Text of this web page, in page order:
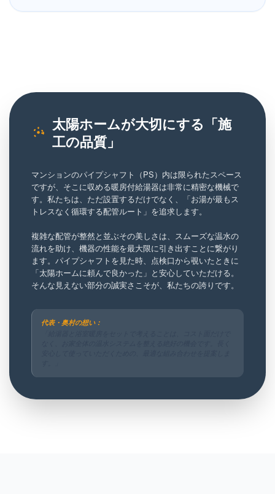
太陽ホームが大切にする「施
工の品質」
マンションのパイプシャフト（PS）内は限られたスペース
ですが、そこに収める暖房付給湯器は非常に精密な機械で
す。私たちは、ただ設置するだけでなく、「お湯が最もス
トレスなく循環する配管ルート」を追求します。
複雑な配管が整然と並ぶその美しさは、スムーズな温水の
流れを助け、機器の性能を最大限に引き出すことに繋がり
ます。パイプシャフトを見た時、点検口から覗いたときに
「太陽ホームに頼んで良かった」と安心していただける。
そんな見えない部分の誠実さこそが、私たちの誇りです。
代表・奥村の想い：